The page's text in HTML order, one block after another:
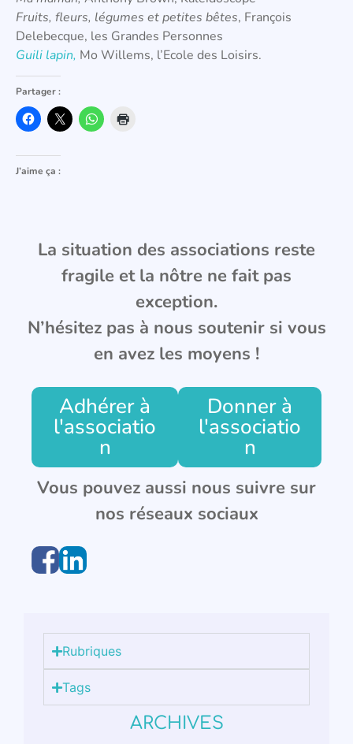
Fruits, fleurs, légumes et petites bêtes, François
Delebecque, les Grandes Personnes
Guili lapin, Mo Willems, l’Ecole des Loisirs.
Partager :
J’aime ça :
La situation des associations reste
fragile et la nôtre ne fait pas
exception.
N’hésitez pas à nous soutenir si vous
en avez les moyens !
Adhérer à
l'associatio
n
Donner à
l'associatio
n
Vous pouvez aussi nous suivre sur
nos réseaux sociaux
Rubriques
Tags
ARCHIVES